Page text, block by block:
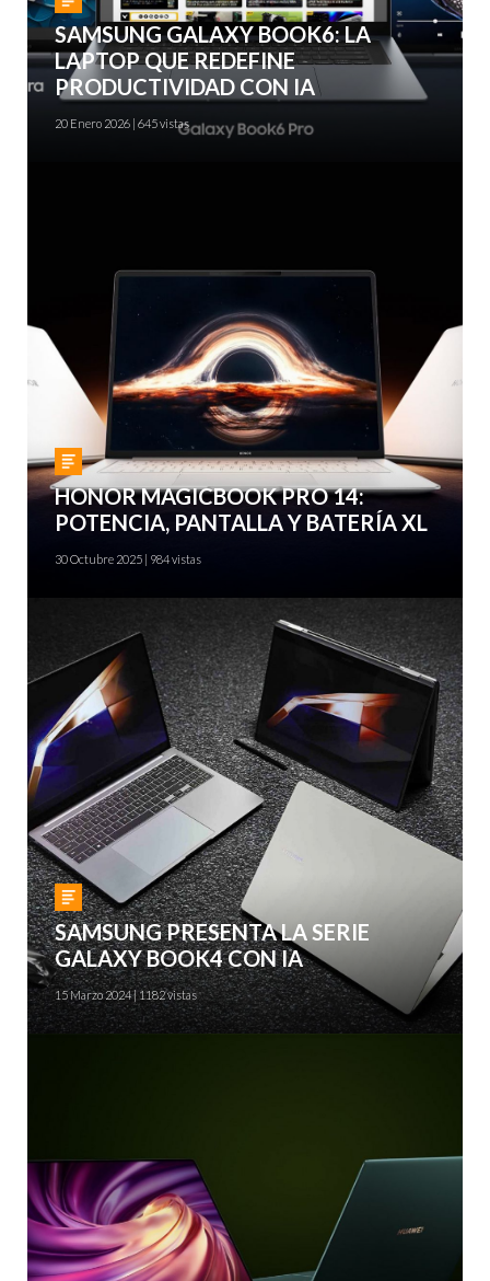
SAMSUNG GALAXY BOOK6: LA
LAPTOP QUE REDEFINE
PRODUCTIVIDAD CON IA
20 Enero 2026 | 645 vistas
Gadgets
HONOR MAGICBOOK PRO 14:
POTENCIA, PANTALLA Y BATERÍA XL
30 Octubre 2025 | 984 vistas
Gadgets
SAMSUNG PRESENTA LA SERIE
GALAXY BOOK4 CON IA
15 Marzo 2024 | 1182 vistas